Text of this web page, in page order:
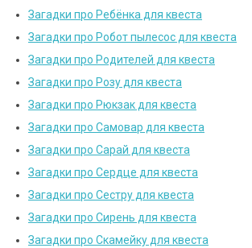
Загадки про Ребёнка для квеста
Загадки про Робот пылесос для квеста
Загадки про Родителей для квеста
Загадки про Розу для квеста
Загадки про Рюкзак для квеста
Загадки про Самовар для квеста
Загадки про Сарай для квеста
Загадки про Сердце для квеста
Загадки про Сестру для квеста
Загадки про Сирень для квеста
Загадки про Скамейку для квеста